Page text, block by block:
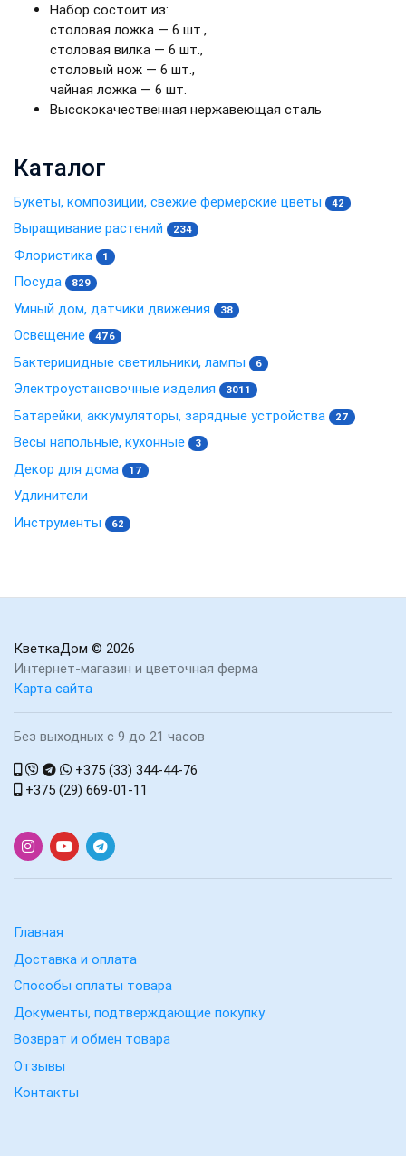
Набор состоит из:
столовая ложка — 6 шт.,
столовая вилка — 6 шт.,
столовый нож — 6 шт.,
чайная ложка — 6 шт.
Высококачественная нержавеющая сталь
Каталог
Букеты, композиции, свежие фермерские цветы 42
Выращивание растений 234
Флористика 1
Посуда 829
Умный дом, датчики движения 38
Освещение 476
Бактерицидные светильники, лампы 6
Электроустановочные изделия 3011
Батарейки, аккумуляторы, зарядные устройства 27
Весы напольные, кухонные 3
Декор для дома 17
Удлинители
Инструменты
62
КветкаДом © 2026
Интернет-магазин и цветочная ферма
Карта сайта
Без выходных с 9 до 21 часов
+375 (33) 344-44-76
+375 (29) 669-01-11
Главная
Доставка и оплата
Способы оплаты товара
Документы, подтверждающие покупку
Возврат и обмен товара
Отзывы
Контакты